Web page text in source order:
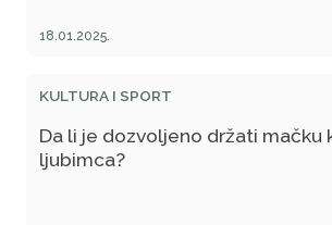
18.01.2025.
KULTURA I SPORT
Da li je dozvoljeno držati mačku
ljubimca?